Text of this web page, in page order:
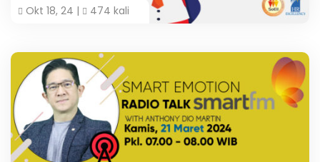
Okt 18, 24 | 474 kali